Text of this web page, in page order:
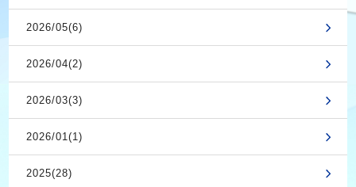
2026/05(6)
2026/04(2)
2026/03(3)
2026/01(1)
2025(28)